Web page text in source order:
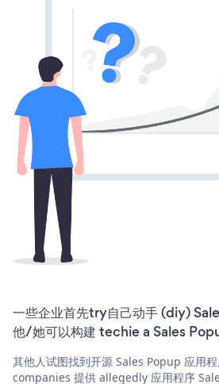
一些企业首先try自己动手 (diy)
他/她可以构建 techie a Sales
其他人试图找到开源 Sales Popup 应用
companies 提供 allegedly 应用程序